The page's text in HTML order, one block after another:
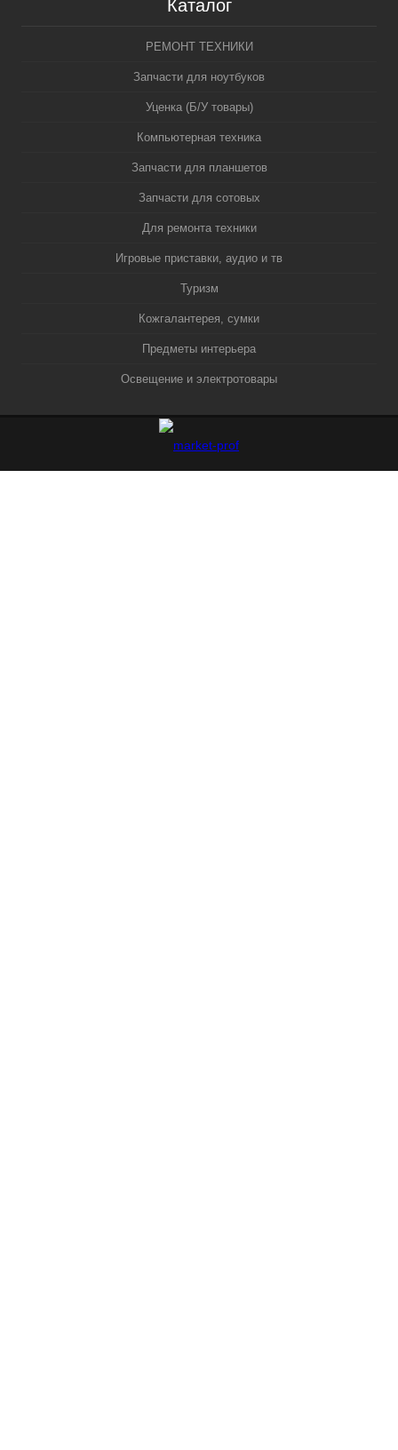
Каталог
РЕМОНТ ТЕХНИКИ
Запчасти для ноутбуков
Уценка (Б/У товары)
Компьютерная техника
Запчасти для планшетов
Запчасти для сотовых
Для ремонта техники
Игровые приставки, аудио и тв
Туризм
Кожгалантерея, сумки
Предметы интерьера
Освещение и электротовары